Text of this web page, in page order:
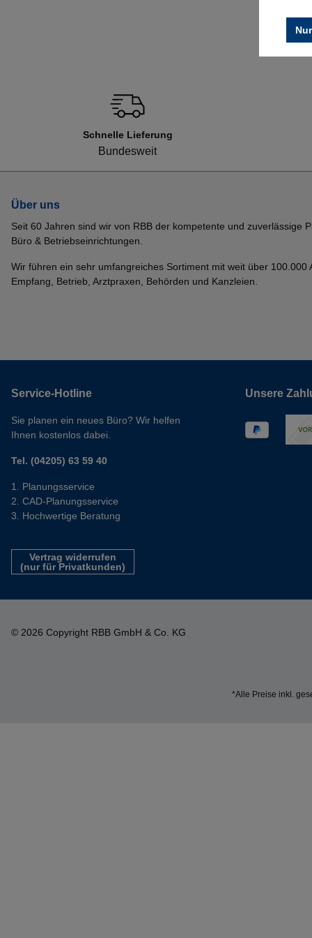
Schnelle Lieferung
Bundesweit
Über uns
Seit 60 Jahren sind wir von RBB der kompetente und zuverlässige
Büro & Betriebseinrichtungen.
Wir führen ein sehr umfangreiches Sortiment mit weit über 100.000
Empfang, Betrieb, Arztpraxen, Behörden und Kanzleien.
Service-Hotline
Sie planen ein neues Büro? Wir helfen
Ihnen kostenlos dabei.
Tel. (04205) 63 59 40
Planungsservice
CAD-Planungsservice
Hochwertige Beratung
Vertrag widerrufen
(nur für Privatkunden)
Unsere
© 2026 Copyright RBB GmbH & Co. KG
*Alle Preise inkl.